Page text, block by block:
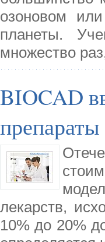
озоновом
планеты.
множество
BIOCAD
лекарств,
10% до 20%